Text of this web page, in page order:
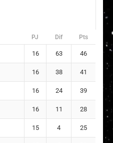
PJ Dif Pts
16 63 46
16 38 41
16 24 39
16 11 28
15 4 25